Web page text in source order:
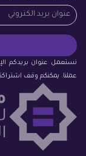
نستعمل عنوان بريدكم
عملنا. يمكنكم وقف